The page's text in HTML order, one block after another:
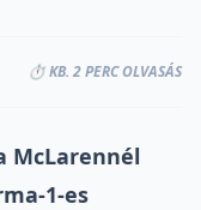
⏱️ KB. 2 PERC OLVASÁS
McLarennél
1-es